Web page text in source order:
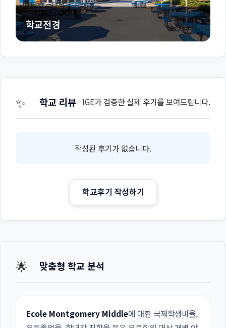
학교전경
✨ 학교 리뷰 IGE가 검증한 실제 후기를 보여드립니다.
작성된 후기가 없습니다.
학교후기 작성하기
🌟 맞춤형 학교 분석
Ecole Montgomery Middle에 대한 국제학생비율,